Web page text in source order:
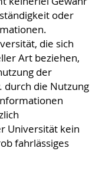
oder
die sich
Art beziehen,
der
die Nutzung
Universität kein
fahrlässiges